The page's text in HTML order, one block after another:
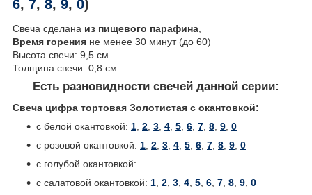
6, 7, 8, 9, 0)
Свеча сделана из пищевого парафина,
Время горения не менее 30 минут (до 60)
Высота свечи: 9,5 см
Толщина свечи: 0,8 см
Есть разновидности свечей данной серии:
Свеча цифра тортовая Золотистая с окантовкой:
с белой окантовкой: 1, 2, 3, 4, 5, 6, 7, 8, 9, 0
с розовой окантовкой: 1, 2, 3, 4, 5, 6, 7, 8, 9, 0
с голубой окантовкой:
с салатовой окантовкой: 1, 2, 3, 4, 5, 6, 7, 8, 9, 0